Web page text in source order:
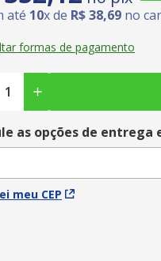
até 10x de R$38,69 no
formas de pagamento
as opções de entrega
meu CEP